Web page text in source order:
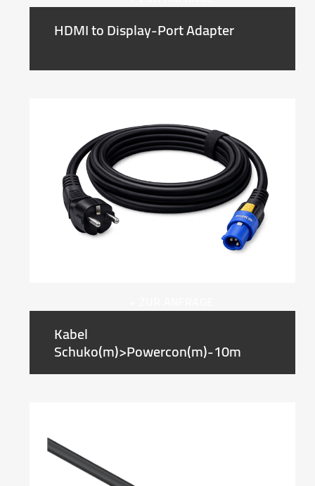
HDMI to Display-Port Adapter
Kabel
Schuko(m)>Powercon(m)-10m